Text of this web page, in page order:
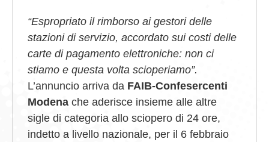
“Espropriato il rimborso ai gestori delle
stazioni di servizio, accordato sui costi delle
carte di pagamento elettroniche: non ci
stiamo e questa volta scioperiamo”.
L’annuncio arriva da FAIB-Confesercenti
Modena che aderisce insieme alle altre
sigle di categoria allo sciopero di 24 ore,
indetto a livello nazionale, per il 6 febbraio